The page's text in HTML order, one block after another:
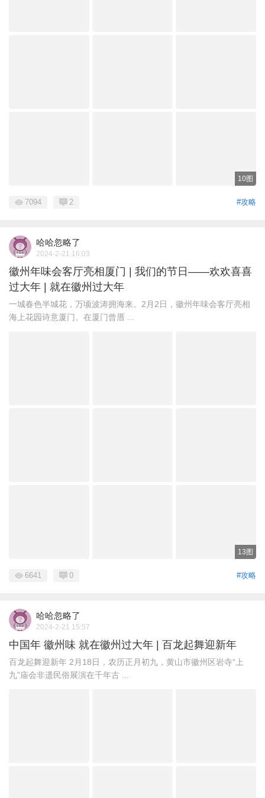
10图
#攻略
7094 2
哈哈忽略了
2024-2-21 16:03
徽州年味会客厅亮相厦门 | 我们的节日——欢欢喜喜
过大年 | 就在徽州过大年
一城春色半城花，万顷波涛拥海来。2月2日，徽州年味会客厅亮相
海上花园诗意厦门。在厦门曾厝 ...
13图
#攻略
6641 0
哈哈忽略了
2024-2-21 15:57
中国年 徽州味 就在徽州过大年 | 百龙起舞迎新年
百龙起舞迎新年 2月18日，农历正月初九，黄山市徽州区岩寺“上
九”庙会非遗民俗展演在千年古 ...